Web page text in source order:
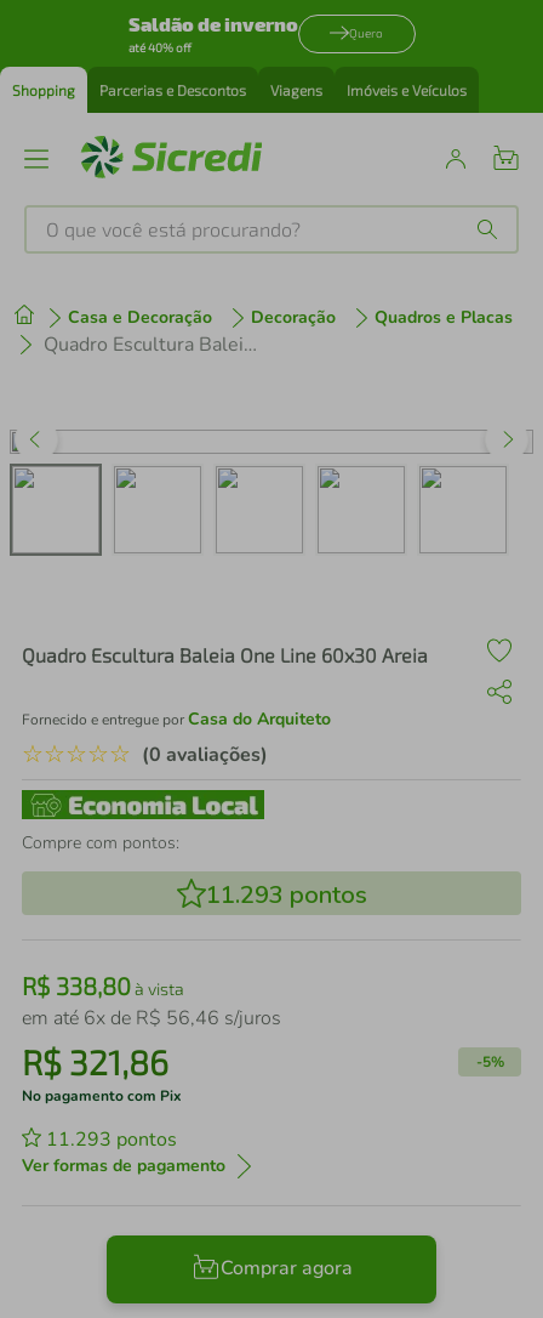
Saldão de inverno
até 40% off
Quero
Shopping Parcerias e Descontos Viagens Imóveis e Veículos
O que você está procurando?
Casa e Decoração Decoração Quadros e Placas
Quadro Escultura Baleia One Line 60x30 Areia
Quadro Escultura Baleia One Line 60x30 Areia
Fornecido e entregue porCasa do Arquiteto
☆☆☆☆☆ (0 avaliações)
Compre com pontos:
11.293 pontos
R$ 338,80à vista
em até 6x de R$ 56,46 s/juros
R$ 321,86 -5%
No pagamento com Pix
11.293 pontos
Ver formas de pagamento
Comprar agora
1º tenis
perfume